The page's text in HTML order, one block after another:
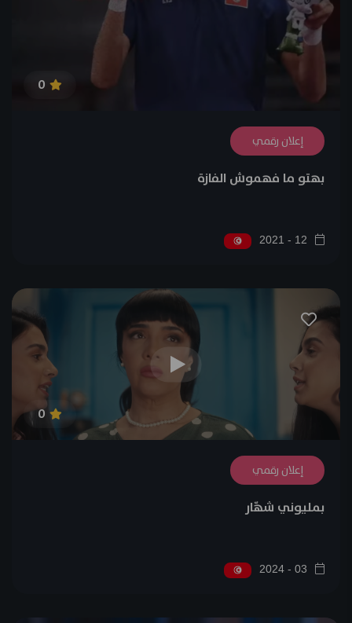
0
إعلان رقمي
بهتو ما فهموش الفازة
12 - 2021
0
إعلان رقمي
بمليوني شهّار
03 - 2024